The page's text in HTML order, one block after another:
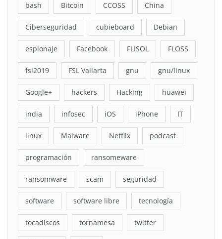
bash Bitcoin CCOSS China
Ciberseguridad cubieboard Debian
espionaje Facebook FLISOL FLOSS
fsl2019 FSL Vallarta gnu gnu/linux
Google+ hackers Hacking huawei
india infosec iOS iPhone IT
linux Malware Netflix podcast
programación ransomeware
ransomware scam seguridad
software software libre tecnología
tocadiscos tornamesa twitter